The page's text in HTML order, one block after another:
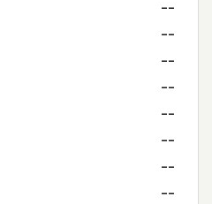
--
--
--
--
--
--
--
--